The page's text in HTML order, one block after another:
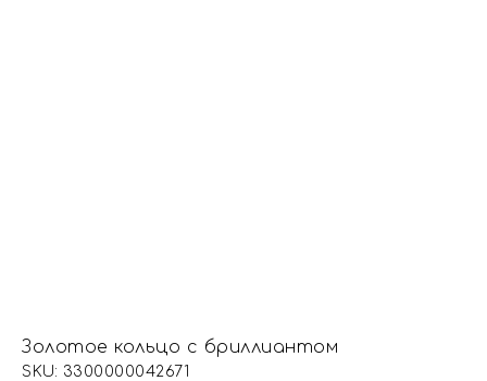
Золотое кольцо с бриллиантом
SKU: 3300000042671